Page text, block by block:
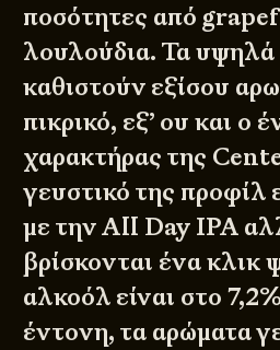
ποσότητες από
λουλούδια. Τα υψηλά
καθιστούν εξίσου
πικρικό, εξ’ ου και ο
χαρακτήρας της
γευστικό της προφίλ
με την All Day IPA
βρίσκονται ένα κλικ
αλκοόλ είναι στο
έντονη, τα αρώματα